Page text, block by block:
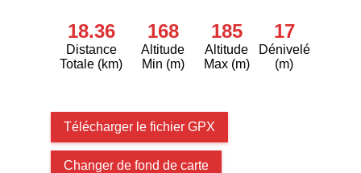
18.36
Distance
Totale (km)
168
Altitude
Min (m)
185
Altitude
Max (m)
17
Dénivelé
(m)
Télécharger le fichier GPX
Changer de fond de carte